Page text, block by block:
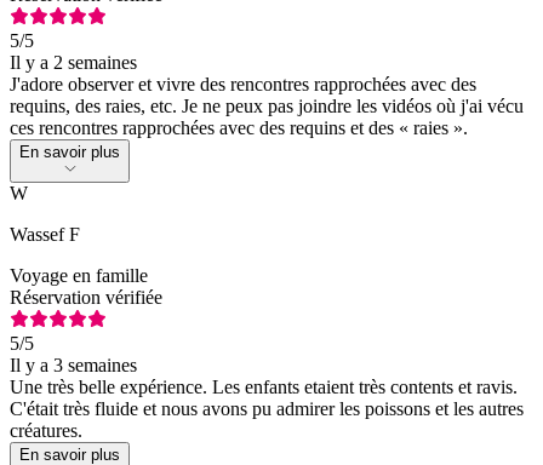
5/5
Il y a 2 semaines
J'adore observer et vivre des rencontres rapprochées avec des
requins, des raies, etc. Je ne peux pas joindre les vidéos où j'ai vécu
ces rencontres rapprochées avec des requins et des « raies ».
En savoir plus
W
Wassef F
Voyage en famille
Réservation vérifiée
5/5
Il y a 3 semaines
Une très belle expérience. Les enfants etaient très contents et ravis.
C'était très fluide et nous avons pu admirer les poissons et les autres
créatures.
En savoir plus